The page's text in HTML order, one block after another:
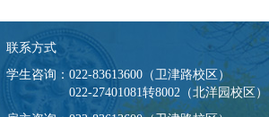
联系方式
学生咨询：022-83613600（卫津路校区）
022-27401081转8002（北洋园校区）